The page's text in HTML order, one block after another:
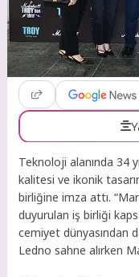
Teknoloji alanında 34
kalitesi ve ikonik
birliğine imza attı.
duyurulan iş birliği
cemiyet dünyasından
Ledno sahne alırken